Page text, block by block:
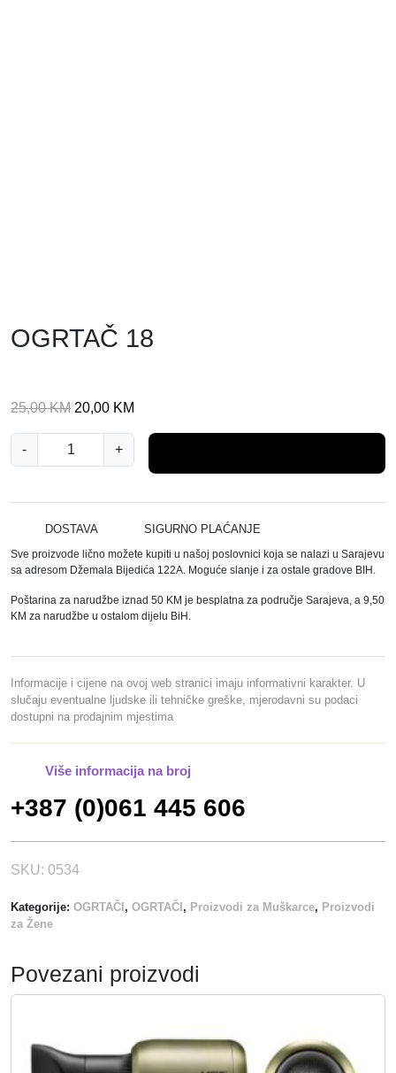
OGRTAČ 18
25,00KM I
v
o
a
c
i
j
e
a
b
i
l
a
j
:
,
M
20,00 KM
a
c
i
j
n
a
j
e
:
2
,
-
G
T
Č
1
k
l
i
č
i
n
+
DOSTAVA SIGURNO PLAĆANJE
Sve proizvode lično možete kupiti u našoj poslovnici koja se nalazi u Sarajevu
sa adresom Džemala Bijedića 122A. Moguće slanje i za ostale gradove BIH.
Poštarina za narudžbe iznad 50 KM je besplatna za područje Sarajeva, a 9,50
KM za narudžbe u ostalom dijelu BiH.
Informacije i cijene na ovoj web stranici imaju informativni karakter. U
slučaju eventualne ljudske ili tehničke greške, mjerodavni su podaci
dostupni na prodajnim mjestima
Više informacija na broj
+387 (0)061 445 606
SKU: 0534
Kategorije: OGRTAČI , OGRTAČI , Proizvodi za Muškarce, Proizvodi
za Žene
Povezani proizvodi